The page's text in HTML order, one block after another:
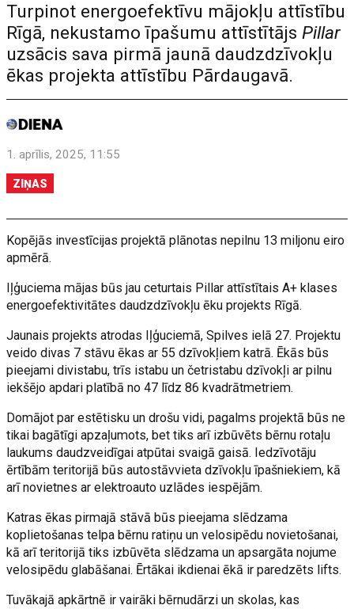
Turpinot energoefektīvu mājokļu attīstību
Rīgā, nekustamo īpašumu attīstītājsPillar
uzsācis sava pirmā jaunā daudzdzīvokļu
ēkas projekta attīstību Pārdaugavā.
1. aprīlis, 2025, 11:55
ZIŅAS
Kopējās investīcijas projektā plānotas nepilnu 13 miljonu eiro
apmērā.
Iļģuciema mājas būs jau ceturtais Pillar attīstītais A+ klases
energoefektivitātes daudzdzīvokļu ēku projekts Rīgā.
Jaunais projekts atrodas Iļģuciemā, Spilves ielā 27. Projektu
veido divas 7 stāvu ēkas ar 55 dzīvokļiem katrā. Ēkās būs
pieejami divistabu, trīs istabu un četristabu dzīvokļi ar pilnu
iekšējo apdari platībā no 47 līdz 86 kvadrātmetriem.
Domājot par estētisku un drošu vidi, pagalms projektā būs ne
tikai bagātīgi apzaļumots, bet tiks arī izbūvēts bērnu rotaļu
laukums daudzveidīgai atpūtai svaigā gaisā. Iedzīvotāju
ērtībām teritorijā būs autostāvvieta dzīvokļu īpašniekiem, kā
arī novietnes ar elektroauto uzlādes iespējām.
Katras ēkas pirmajā stāvā būs pieejama slēdzama
koplietošanas telpa bērnu ratiņu un velosipēdu novietošanai,
kā arī teritorijā tiks izbūvēta slēdzama un apsargāta nojume
velosipēdu glabāšanai. Ērtākai ikdienai ēkā ir paredzēts lifts.
Tuvākajā apkārtnē ir vairāki bērnudārzi un skolas, kas